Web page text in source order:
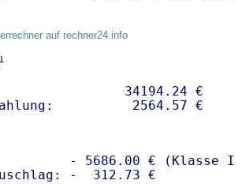
auf rechner24.info
1
34194.24 €
- 5686.00 € (Klasse I)
-  312.73 €